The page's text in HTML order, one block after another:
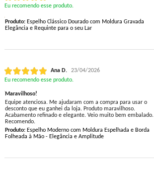
Eu recomendo esse produto.
Produto:Espelho Clássico Dourado com Moldura Gravada
Elegância e Requinte para o seu Lar
Ana D.
23/04/2026
Eu recomendo esse produto.
Maravilhoso!
Equipe atenciosa. Me ajudaram com a compra para usar o
desconto que eu ganhei da loja. Produto maravilhoso.
Acabamento refinado e elegante. Veio muito bem embalado.
Recomendo.
Produto:Espelho Moderno com Moldura Espelhada e Borda
Folheada à Mão - Elegância e Amplitude